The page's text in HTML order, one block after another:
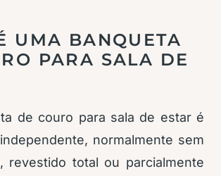
UMA BANQUETA
PARA SALA DE
de couro para sala de estar é
normalmente sem
revestido total ou parcialmente